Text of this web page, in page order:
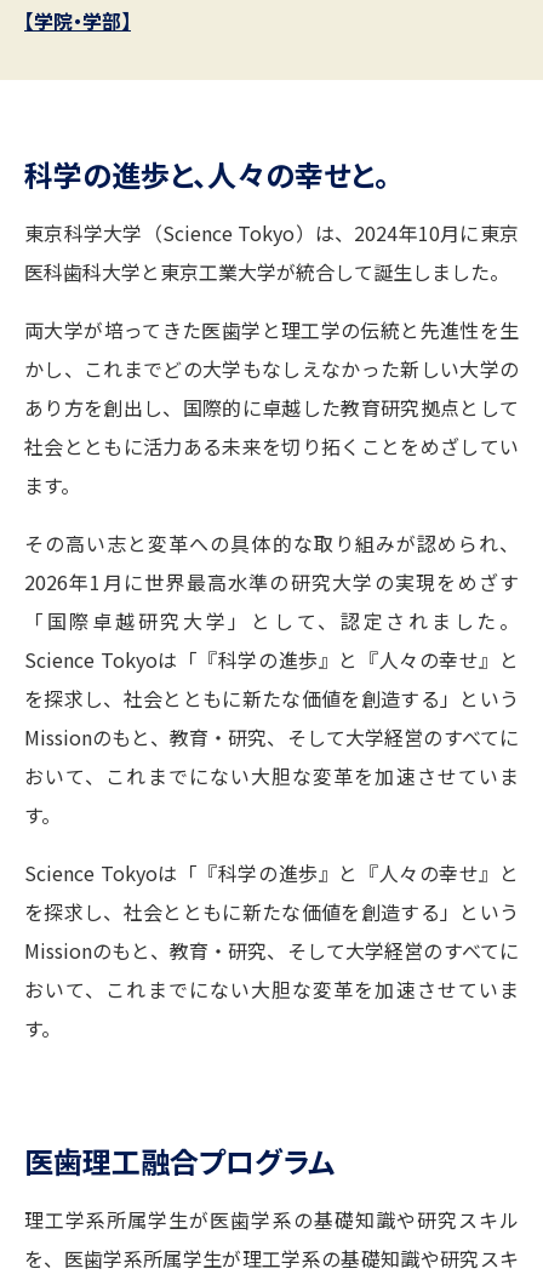
新生活お役立ちガイド
学問発見 学問検索
大学で学びたい学問発見
学問のミニ講義「夢ナビ講義」 学問分野解説
ユーザーサポート
資料の料金の
受付内容・発送状況の確認
テレメール
お支払いサイト
個人情報取扱規定
【学院・学部】
科学の進歩と、人々の幸せと。
東京科学大学（Science Tokyo）は、2024年10月に東京
医科歯科大学と東京工業大学が統合して誕生しました。
両大学が培ってきた医歯学と理工学の伝統と先進性を生
かし、これまでどの大学もなしえなかった新しい大学の
あり方を創出し、国際的に卓越した教育研究拠点として
社会とともに活力ある未来を切り拓くことをめざしてい
ます。
その高い志と変革への具体的な取り組みが認められ、
2026年1月に世界最高水準の研究大学の実現をめざす
「国際卓越研究大学」として、認定されました。
Science Tokyoは「『科学の進歩』と『人々の幸せ』と
を探求し、社会とともに新たな価値を創造する」という
Missionのもと、教育・研究、そして大学経営のすべてに
おいて、これまでにない大胆な変革を加速させていま
す。
Science Tokyoは「『科学の進歩』と『人々の幸せ』と
を探求し、社会とともに新たな価値を創造する」という
Missionのもと、教育・研究、そして大学経営のすべてに
おいて、これまでにない大胆な変革を加速させていま
す。
医歯理工融合プログラム
理工学系所属学生が医歯学系の基礎知識や研究スキル
を、医歯学系所属学生が理工学系の基礎知識や研究スキ